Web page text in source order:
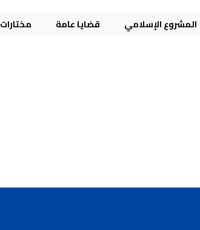
المشروع الإسلامي قضايا عامة مختارات